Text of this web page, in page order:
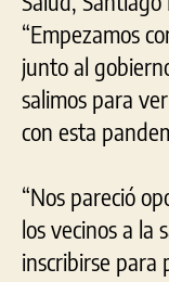
“Empezamos
junto al
salimos para
con esta
“Nos pareció
los vecinos a la
inscribirse para